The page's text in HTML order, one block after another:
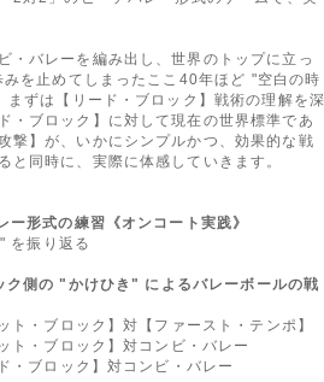
・バレーを編み出し、世界のトップに立っ
を止めてしまったここ40年ほど "空白の時
まずは【リード・ブロック】戦術の理解を深
・ブロック】に対して現在の世界標準であ
撃】が、いかにシンプルかつ、効果的な戦
と同時に、実際に体感していきます。
ー形式の練習《オンコート実践》
を振り返る
ク側の "かけひき" によるバレーボールの戦
・ブロック】対【ファースト・テンポ】
・ブロック】対コンビ・バレー
ブロック】対コンビ・バレー